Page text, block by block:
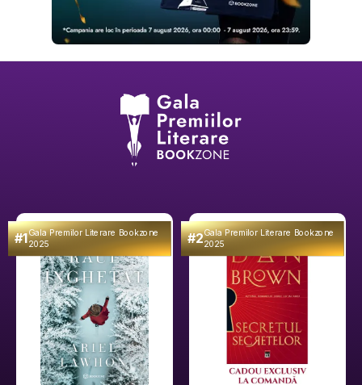
#1Gala Premilor Literare Bookzone
2025 #2Gala Premilor Literare Bookzone
2025